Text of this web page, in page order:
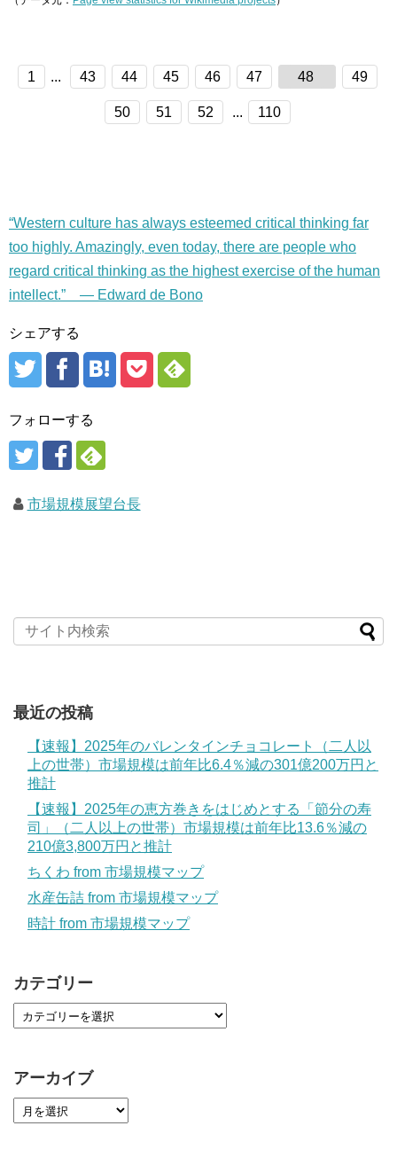
1 ... 43 44 45 46 47 48 49
50 51 52 ... 110
“Western culture has always esteemed critical thinking far
too highly. Amazingly, even today, there are people who
regard critical thinking as the highest exercise of the human
intellect.” — Edward de Bono
シェアする
フォローする
市場規模展望台長
最近の投稿
【速報】2025年のバレンタインチョコレート（二人以
上の世帯）市場規模は前年比6.4％減の301億200万円と
推計
【速報】2025年の恵方巻きをはじめとする「節分の寿
司」（二人以上の世帯）市場規模は前年比13.6％減の
210億3,800万円と推計
ちくわ from 市場規模マップ
水産缶詰 from 市場規模マップ
時計 from 市場規模マップ
カテゴリー
アーカイブ